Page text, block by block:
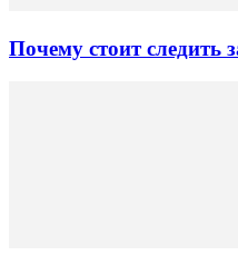
Почему стоит следить